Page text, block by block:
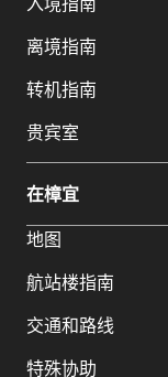
离境指南
转机指南
贵宾室
在樟宜
地图
航站楼指南
交通和路线
特殊协助